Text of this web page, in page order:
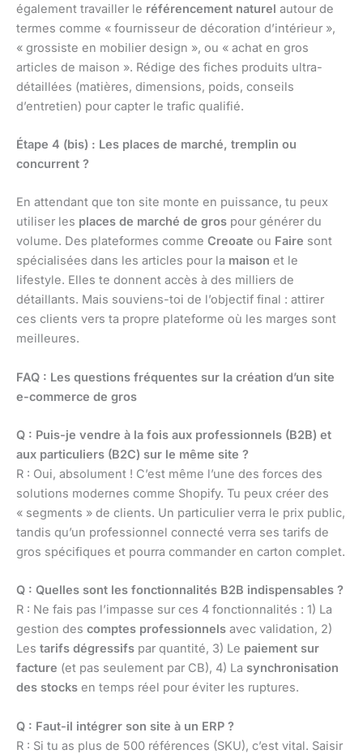
également travailler le référencement naturel autour de
termes comme « fournisseur de décoration d’intérieur »,
« grossiste en mobilier design », ou « achat en gros
articles de maison ». Rédige des fiches produits ultra-
détaillées (matières, dimensions, poids, conseils
d’entretien) pour capter le trafic qualifié.
Étape 4 (bis) : Les places de marché, tremplin ou
concurrent ?
En attendant que ton site monte en puissance, tu peux
utiliser les places de marché de gros pour générer du
volume. Des plateformes comme Creoate ou Faire sont
spécialisées dans les articles pour la maison et le
lifestyle. Elles te donnent accès à des milliers de
détaillants. Mais souviens-toi de l’objectif final : attirer
ces clients vers ta propre plateforme où les marges sont
meilleures.
FAQ : Les questions fréquentes sur la création d’un site
e-commerce de gros
Q : Puis-je vendre à la fois aux professionnels (B2B) et
aux particuliers (B2C) sur le même site ?
R : Oui, absolument ! C’est même l’une des forces des
solutions modernes comme Shopify. Tu peux créer des
« segments » de clients. Un particulier verra le prix public,
tandis qu’un professionnel connecté verra ses tarifs de
gros spécifiques et pourra commander en carton complet.
Q : Quelles sont les fonctionnalités B2B indispensables ?
R : Ne fais pas l’impasse sur ces 4 fonctionnalités : 1) La
gestion des comptes professionnels avec validation, 2)
Les tarifs dégressifs par quantité, 3) Le paiement sur
facture (et pas seulement par CB), 4) La synchronisation
des stocks en temps réel pour éviter les ruptures.
Q : Faut-il intégrer son site à un ERP ?
R : Si tu as plus de 500 références (SKU), c’est vital. Saisir